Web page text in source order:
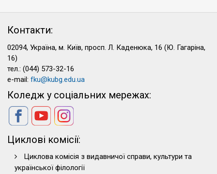
Контакти:
02094, Україна, м. Київ, просп. Л. Каденюка, 16 (Ю. Гагаріна,
16)
тел.: (044) 573-32-16
e-mail: fku@kubg.edu.ua
Коледж у соціальних мережах:
Циклові комісії:
Циклова комісія з видавничої справи, культури та
української філології